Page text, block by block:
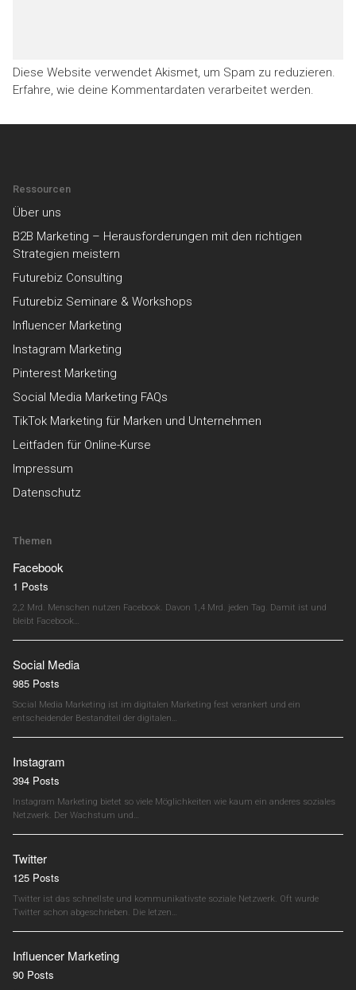
Diese Website verwendet Akismet, um Spam zu reduzieren.
Erfahre, wie deine Kommentardaten verarbeitet werden.
Ressourcen
Über uns
B2B Marketing – Herausforderungen mit den richtigen
Strategien meistern
Futurebiz Consulting
Futurebiz Seminare & Workshops
Influencer Marketing
Instagram Marketing
Pinterest Marketing
Social Media Marketing FAQs
TikTok Marketing für Marken und Unternehmen
Leitfaden für Online-Kurse
Impressum
Datenschutz
Themen
Facebook
1 Posts
2,2 Mrd. Menschen nutzen Facebook. Davon 1,4 Mrd. jeden Tag. Damit ist und
bleibt Facebook…
Social Media
985 Posts
Social Media Marketing ist im digitalen Marketing fest verankert und ein
entscheidender Bestandteil der digitalen…
Instagram
394 Posts
Instagram Marketing bietet so viele Möglichkeiten wie kaum ein anderes soziales
Netzwerk. Der Wachstum und…
Twitter
125 Posts
Twitter ist das schnellste und kommunikativste soziale Netzwerk. Oft wurde
Twitter schon abgeschrieben. Die letzen…
Influencer Marketing
90 Posts